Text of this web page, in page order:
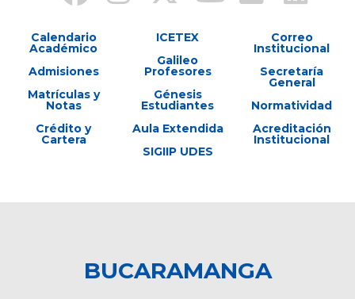
Calendario
Académico
Admisiones
Matrículas y
Notas
Crédito y
Cartera
ICETEX
Galileo
Profesores
Génesis
Estudiantes
Aula Extendida
SIGIIP UDES
Correo
Institucional
Secretaría
General
Normatividad
Acreditación
Institucional
BUCARAMANGA